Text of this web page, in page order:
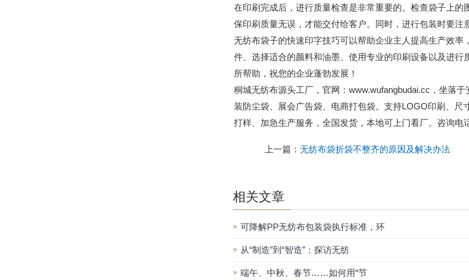
在印刷完成后，进行质量检查是非常重要的。检查袋子上
保印刷质量无误，才能交付给客户。同时，进行包装时要注
无纺布袋子的快速印字技巧可以帮助企业主人提高生产效
件、选择适合的颜料和油墨、使用专业的印刷设备以及进
所帮助，祝您的企业蓬勃发展！
桐城无纺布源头工厂，官网：www.wufangbudai.cc，坐落
装防尘袋、展会广告袋、电商打包袋。支持LOGO印刷、
打样、加急生产服务，全国发货，本地可上门看厂。咨询电
上一篇： 无纺布袋折袋不整齐的原因及解决办法
相关文章
可降解PP无纺布包装袋执行标准，环
从“制造”到“智造”：探访无纺
端午、中秋、春节……如何用“节